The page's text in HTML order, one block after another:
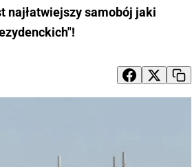
najłatwiejszy samobój jaki